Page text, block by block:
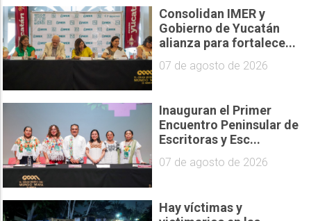
Consolidan IMER y
Gobierno de Yucatán
alianza para fortalece...
07 de agosto de 2026
Inauguran el Primer
Encuentro Peninsular de
Escritoras y Esc...
07 de agosto de 2026
Hay víctimas y